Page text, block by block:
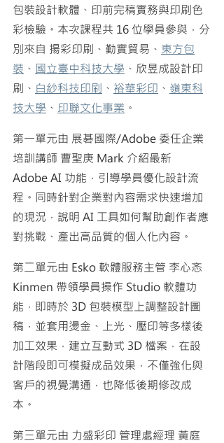
包裝設計軟體、印前完稿實務與印刷色
彩檢驗。本次課程共 16 位學員參與，分
別來自 揚彩印刷、勤實貿易、 東方包
裝 、 國立臺中科技大學 、欣昱成設計印
刷、 白紗科技印刷 、 裕華彩印 、 嶺東科
技大學 、 印聯文化事業 。
第一單元由 展碁國際/Adobe 委任企業
培訓講師 曹聖庚 Mark 介紹最新
Adobe AI 功能，引導學員優化設計流
程。同時針對企業對內容需求快速增加
的現況，說明 AI 工具如何幫助創作者應
對挑戰、產出高品質的個人化內容。
第二單元由 Esko 軟體服務主管 李心忞
Kinmen 帶領學員操作 Studio 軟體功
能，即時於 3D 包裝模型上調整設計圖
稿，並套用燙金、上光、壓印等多樣後
加工效果，建立互動式 3D 檔案，在設
計階段即可模擬成品效果，不僅強化與
客戶的視覺溝通，也降低後期修改成
本。
第三單元由 力盛彩印 管理處經理 黃庭